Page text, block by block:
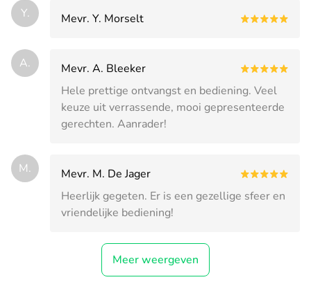
Y. Mevr. Y. Morselt
A.
Mevr. A. Bleeker
Hele prettige ontvangst en bediening. Veel
keuze uit verrassende, mooi gepresenteerde
gerechten. Aanrader!
M.
Mevr. M. De Jager
Heerlijk gegeten. Er is een gezellige sfeer en
vriendelijke bediening!
Meer weergeven